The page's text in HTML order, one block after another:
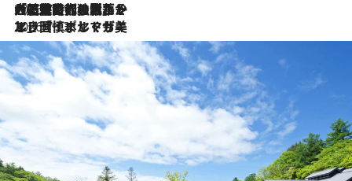
2026.7.21
大航海時代の栄華から、震災、独裁、そして革命へ。ポルトガル・首都リスボンの石畳に刻まれた「歴史の光と影」
2026.7.13
エッセイ・ヤマザキマリ「慎ましくも美しき国 ポルトガル」